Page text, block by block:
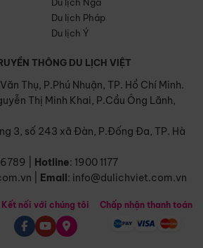
Du lịch Pháp
Du lịch Ý
THÔNG DU LỊCH VIỆT
Thụ, P.Phú Nhuận, TP. Hồ Chí Minh.
Thị Minh Khai, P.Cầu Ông Lãnh,
3, số 243 xã Đàn, P.Đống Đa, TP. Hà
Hotline: 1900 1177
Email: info@dulichviet.com.vn
Kết nối với chúng tôi Chấp nhận thanh toán